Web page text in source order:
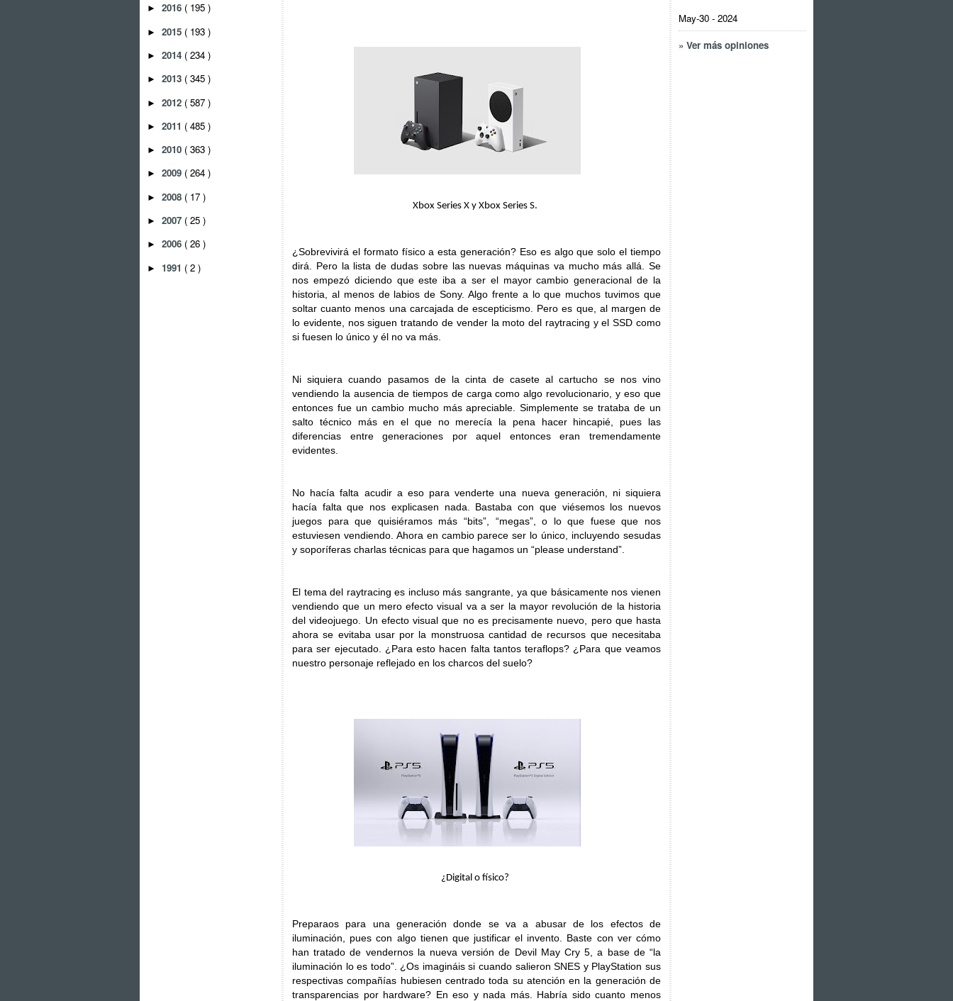
► 2016 ( 195 )
► 2015 ( 193 )
► 2014 ( 234 )
► 2013 ( 345 )
► 2012 ( 587 )
► 2011 ( 485 )
► 2010 ( 363 )
► 2009 ( 264 )
► 2008 ( 17 )
► 2007 ( 25 )
► 2006 ( 26 )
► 1991 ( 2 )
Xbox Series X y Xbox Series S.
¿Sobrevivirá el formato físico a esta generación? Eso es algo que solo el tiempo
dirá. Pero la lista de dudas sobre las nuevas máquinas va mucho más allá. Se
nos empezó diciendo que este iba a ser el mayor cambio generacional de la
historia, al menos de labios de Sony. Algo frente a lo que muchos tuvimos que
soltar cuanto menos una carcajada de escepticismo. Pero es que, al margen de
lo evidente, nos siguen tratando de vender la moto del raytracing y el SSD como
si fuesen lo único y él no va más.
Ni siquiera cuando pasamos de la cinta de casete al cartucho se nos vino
vendiendo la ausencia de tiempos de carga como algo revolucionario, y eso que
entonces fue un cambio mucho más apreciable. Simplemente se trataba de un
salto técnico más en el que no merecía la pena hacer hincapié, pues las
diferencias entre generaciones por aquel entonces eran tremendamente
evidentes.
No hacía falta acudir a eso para venderte una nueva generación, ni siquiera
hacía falta que nos explicasen nada. Bastaba con que viésemos los nuevos
juegos para que quisiéramos más “bits”, “megas”, o lo que fuese que nos
estuviesen vendiendo. Ahora en cambio parece ser lo único, incluyendo sesudas
y soporíferas charlas técnicas para que hagamos un “please understand”.
El tema del raytracing es incluso más sangrante, ya que básicamente nos vienen
vendiendo que un mero efecto visual va a ser la mayor revolución de la historia
del videojuego. Un efecto visual que no es precisamente nuevo, pero que hasta
ahora se evitaba usar por la monstruosa cantidad de recursos que necesitaba
para ser ejecutado. ¿Para esto hacen falta tantos teraflops? ¿Para que veamos
nuestro personaje reflejado en los charcos del suelo?
¿Digital o físico?
Preparaos para una generación donde se va a abusar de los efectos de
iluminación, pues con algo tienen que justificar el invento. Baste con ver cómo
han tratado de vendernos la nueva versión de Devil May Cry 5, a base de “la
iluminación lo es todo”. ¿Os imagináis si cuando salieron SNES y PlayStation sus
respectivas compañías hubiesen centrado toda su atención en la generación de
transparencias por hardware? En eso y nada más. Habría sido cuanto menos
May-30 - 2024
» Ver más opiniones